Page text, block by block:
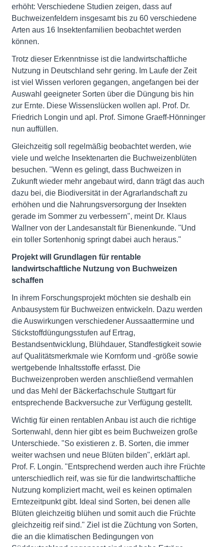
erhöht: Verschiedene Studien zeigen, dass auf
Buchweizenfeldern insgesamt bis zu 60 verschiedene
Arten aus 16 Insektenfamilien beobachtet werden
können.
Trotz dieser Erkenntnisse ist die landwirtschaftliche
Nutzung in Deutschland sehr gering. Im Laufe der Zeit
ist viel Wissen verloren gegangen, angefangen bei der
Auswahl geeigneter Sorten über die Düngung bis hin
zur Ernte. Diese Wissenslücken wollen apl. Prof. Dr.
Friedrich Longin und apl. Prof. Simone Graeff-Hönninger
nun auffüllen.
Gleichzeitig soll regelmäßig beobachtet werden, wie
viele und welche Insektenarten die Buchweizenblüten
besuchen. "Wenn es gelingt, dass Buchweizen in
Zukunft wieder mehr angebaut wird, dann trägt das auch
dazu bei, die Biodiversität in der Agrarlandschaft zu
erhöhen und die Nahrungsversorgung der Insekten
gerade im Sommer zu verbessern", meint Dr. Klaus
Wallner von der Landesanstalt für Bienenkunde. "Und
ein toller Sortenhonig springt dabei auch heraus."
Projekt will Grundlagen für rentable
landwirtschaftliche Nutzung von Buchweizen
schaffen
In ihrem Forschungsprojekt möchten sie deshalb ein
Anbausystem für Buchweizen entwickeln. Dazu werden
die Auswirkungen verschiedener Aussaattermine und
Stickstoffdüngungsstufen auf Ertrag,
Bestandsentwicklung, Blühdauer, Standfestigkeit sowie
auf Qualitätsmerkmale wie Kornform und -größe sowie
wertgebende Inhaltsstoffe erfasst. Die
Buchweizenproben werden anschließend vermahlen
und das Mehl der Bäckerfachschule Stuttgart für
entsprechende Backversuche zur Verfügung gestellt.
Wichtig für einen rentablen Anbau ist auch die richtige
Sortenwahl, denn hier gibt es beim Buchweizen große
Unterschiede. "So existieren z. B. Sorten, die immer
weiter wachsen und neue Blüten bilden", erklärt apl.
Prof. F. Longin. "Entsprechend werden auch ihre Früchte
unterschiedlich reif, was sie für die landwirtschaftliche
Nutzung kompliziert macht, weil es keinen optimalen
Erntezeitpunkt gibt. Ideal sind Sorten, bei denen alle
Blüten gleichzeitig blühen und somit auch die Früchte
gleichzeitig reif sind." Ziel ist die Züchtung von Sorten,
die an die klimatischen Bedingungen von